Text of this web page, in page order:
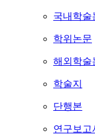
국내학술
학위논문
해외학술
학술지
단행본
연구보고